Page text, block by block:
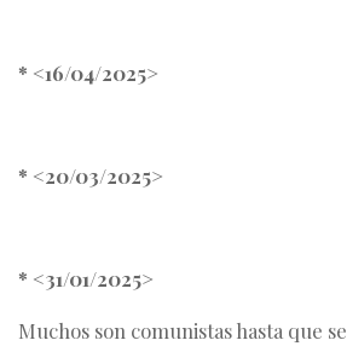
* <16/04/2025>
* <20/03/2025>
* <31/01/2025>
Muchos son comunistas hasta que